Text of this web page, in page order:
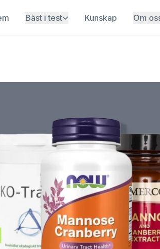
Bäst i test Kunskap Om